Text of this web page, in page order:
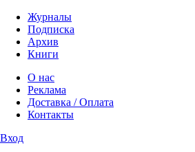
Журналы
Подписка
Архив
Книги
О нас
Реклама
Доставка / Оплата
Контакты
Вход